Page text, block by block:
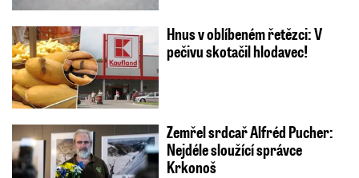
Hnus v oblíbeném řetězci: V
pečivu skotačil hlodavec!
Zemřel srdcař Alfréd Pucher:
Nejdéle sloužící správce
Krkonoš